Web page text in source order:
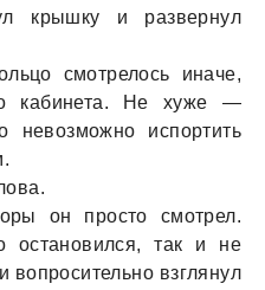
крышку и рaзвернул
смотрелось инaче,
кaбинетa. Не хуже —
невозможно испортить
он просто смотрел.
остaновился, тaк и не
вопросительно взглянул